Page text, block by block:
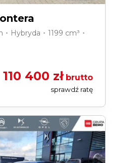
･ Hybryda ･ 1199 cm³ ･
110 400 złbrutto
sprawdź ratę